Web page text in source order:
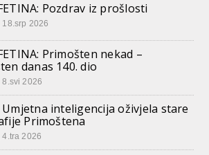
Pozdrav iz prošlosti
18.srp 2026
Primošten nekad –
danas 140. dio
8.svi 2026
Umjetna inteligencija oživjela stare
Primoštena
4.tra 2026